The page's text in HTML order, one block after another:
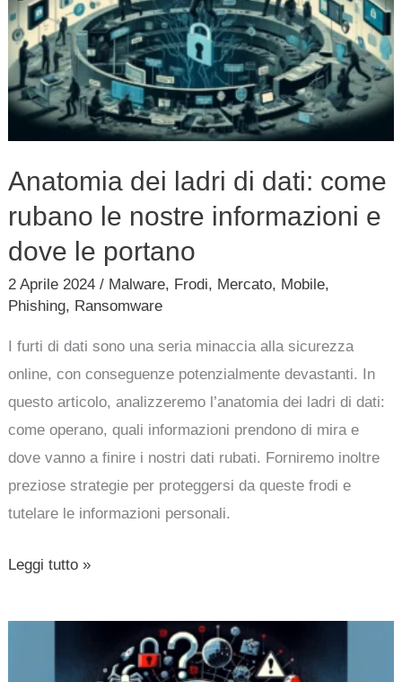
Anatomia dei ladri di dati: come
rubano le nostre informazioni e
dove le portano
2 Aprile 2024/ Malware, Frodi, Mercato, Mobile,
Phishing, Ransomware
I furti di dati sono una seria minaccia alla sicurezza
online, con conseguenze potenzialmente devastanti. In
questo articolo, analizzeremo l’anatomia dei ladri di dati:
come operano, quali informazioni prendono di mira e
dove vanno a finire i nostri dati rubati. Forniremo inoltre
preziose strategie per proteggersi da queste frodi e
tutelare le informazioni personali.
di
dati:
come
rubano
informazioni
e
dove
portano
Leggi tutto »